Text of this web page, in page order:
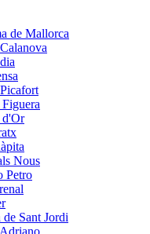
de Mallorca
d'Or
Nous
Petro
Sant Jordi